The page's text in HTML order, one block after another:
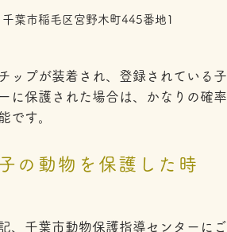
千葉市稲毛区宮野木町445番地1
ップが装着され、登録されている子
に保護された場合は、かなりの確率
です。
の動物を保護した時
、千葉市動物保護指導センターにご